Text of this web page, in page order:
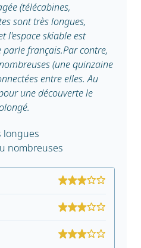
(télécabines,
sont très longues,
l'espace skiable est
français.Par contre,
(une quinzaine
entre elles. Au
une découverte le
longues
nombreuses